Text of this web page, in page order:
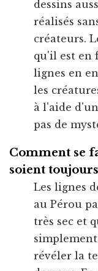
dessins
réalisés
créateurs.
qu'il est en
lignes en
les
à l'aide
pas de
Comment se
soient toujours
Les lignes
au Pérou
très sec et
révéler la